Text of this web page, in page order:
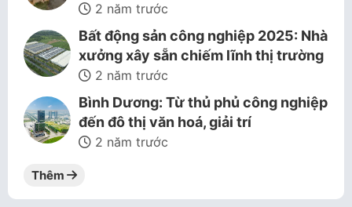
2 năm trước
Bất động sản công nghiệp 2025: Nhà
xưởng xây sẵn chiếm lĩnh thị trường
2 năm trước
Bình Dương: Từ thủ phủ công nghiệp
đến đô thị văn hoá, giải trí
2 năm trước
Thêm